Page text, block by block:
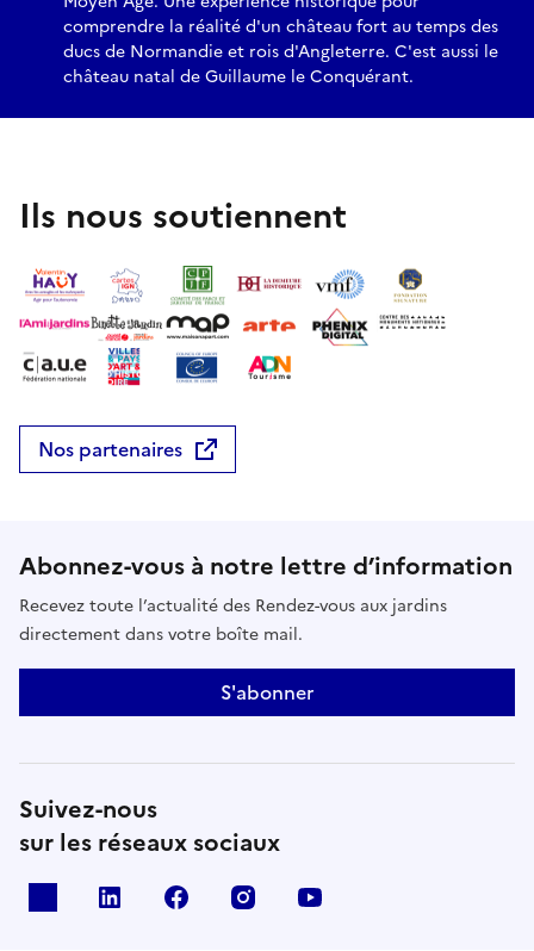
comprendre la réalité d'un château fort au temps des
ducs de Normandie et rois d'Angleterre. C'est aussi le
château natal de Guillaume le Conquérant.
Ils nous soutiennent
Nos partenaires
Abonnez-vous à notre lettre d’information
Recevez toute l’actualité des Rendez-vous aux jardins
directement dans votre boîte mail.
S'abonner
Suivez-nous
sur les réseaux sociaux
Linkedin Facebook Instagram